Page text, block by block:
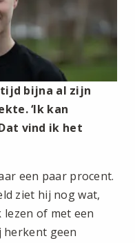
bijna al zijn
‘Ik kan
vind ik het
een paar procent.
ziet hij nog wat,
lezen of met een
herkent geen